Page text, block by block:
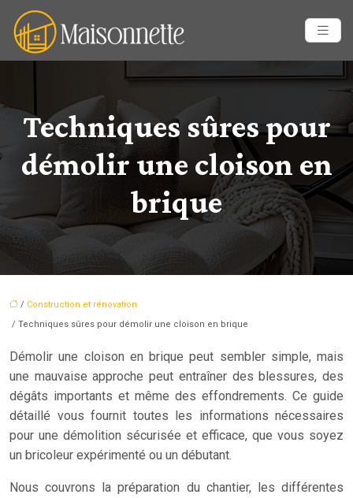
Techniques sûres pour
démolir une cloison en
brique
/ Construction et rénovation
/ Techniques sûres pour démolir une cloison en brique
Démolir une cloison en brique peut sembler simple, mais
une mauvaise approche peut entraîner des blessures, des
dégâts importants et même des effondrements. Ce guide
détaillé vous fournit toutes les informations nécessaires
pour une démolition sécurisée et efficace, que vous soyez
un bricoleur expérimenté ou un débutant.
Nous couvrons la préparation du chantier, les différentes